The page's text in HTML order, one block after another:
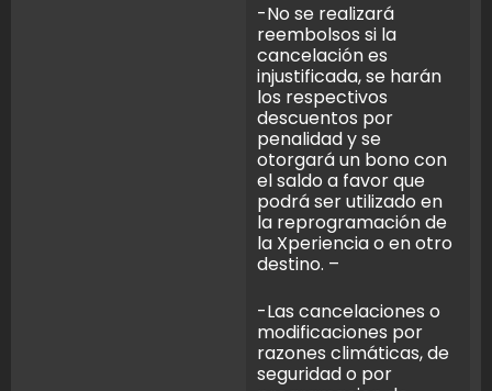
-No se realizará
reembolsos si la
cancelación es
injustificada, se harán
los respectivos
descuentos por
penalidad y se
otorgará un bono con
el saldo a favor que
podrá ser utilizado en
la reprogramación de
la Xperiencia o en otro
destino. –
-Las cancelaciones o
modificaciones por
razones climáticas, de
seguridad o por